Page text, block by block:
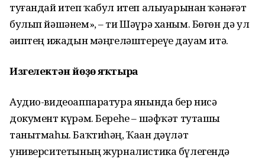
туғандай итеп ҡабул итеп алыуҙарынан ҡәнәғәт
булып йәшәнем», – ти Шәүрә ханым. Бөгөн дә ул
әҙиптең ижадын мәңгеләштереүҙе дауам итә.
Изгелектән йөҙө яҡтыра
Аудио-видеоаппаратура янында бер нисә
документ күрәм. Береһе – шәфҡәт туташы
танытмаһы. Баҡтиһәң, Ҡаҙан дәүләт
университетының журналистика бүлегендә